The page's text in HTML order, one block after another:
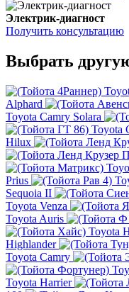
Электрик-диагност
Получить консультацию
Выбрать
Alphard
Toyota Camry Solara
Toyota
Hilux
Prius
Sequoia II
Toyota Venza
Toyota Auris
Toyota
Highlander
Toyota Camry
Toyota Harrier